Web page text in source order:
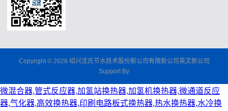
Copyright © 2026 绍兴沈氏节水技术股份新公司有限新公司英文新公司
Support By
微混合器,管式反应器,加氢站换热器,加氢机换热器,微通道反应
器,气化器,高效换热器,印刷电路板式换热器,热水换热器,水冷换